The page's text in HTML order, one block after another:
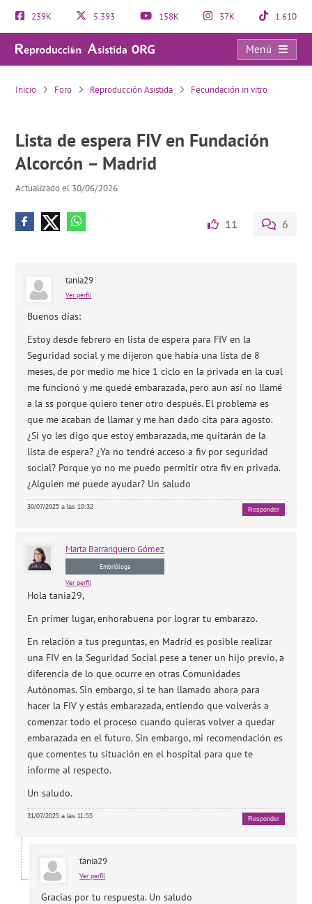
239K 5.393 158K 37K 1.610
Menú
Lista de espera FIV en Fundación Alcorcón – Madrid
Inicio Foro Reproducción Asistida Fecundación in vitro
Lista de espera FIV en Fundación
Alcorcón – Madrid
Actualizado el 30/06/2026
11 6
tania29
Ver perfil
Buenos días:
Estoy desde febrero en lista de espera para FIV en la
Seguridad social y me dijeron que había una lista de 8
meses, de por medio me hice 1 ciclo en la privada en la cual
me funcionó y me quedé embarazada, pero aun así no llamé
a la ss porque quiero tener otro después. El problema es
que me acaban de llamar y me han dado cita para agosto.
¿Si yo les digo que estoy embarazada, me quitarán de la
lista de espera? ¿Ya no tendré acceso a fiv por seguridad
social? Porque yo no me puedo permitir otra fiv en privada.
¿Alguien me puede ayudar? Un saludo
30/07/2025 a las 10:32 Responder
Marta Barranquero Gómez
Embrióloga
Ver perfil
Hola tania29,
En primer lugar, enhorabuena por lograr tu embarazo.
En relación a tus preguntas, en Madrid es posible realizar
una FIV en la Seguridad Social pese a tener un hijo previo, a
diferencia de lo que ocurre en otras Comunidades
Autónomas. Sin embargo, si te han llamado ahora para
hacer la FIV y estás embarazada, entiendo que volverás a
comenzar todo el proceso cuando quieras volver a quedar
embarazada en el futuro. Sin embargo, mi recomendación es
que comentes tu situación en el hospital para que te
informe al respecto.
Un saludo.
31/07/2025 a las 11:55 Responder
tania29
Ver perfil
Gracias por tu respuesta. Un saludo